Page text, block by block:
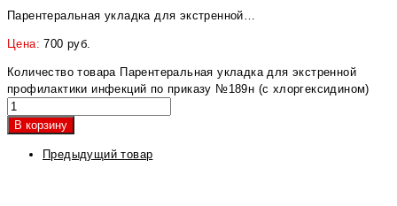
Парентеральная укладка для экстренной…
Цена:700 руб.
Количество товара Парентеральная укладка для экстренной
профилактики инфекций по приказу №189н (с хлоргексидином)
В корзину
Предыдущий товар